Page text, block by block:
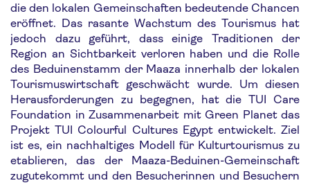
die den lokalen Gemeinschaften bedeutende Chancen
eröffnet. Das rasante Wachstum des Tourismus hat
jedoch dazu geführt, dass einige Traditionen der
Region an Sichtbarkeit verloren haben und die Rolle
des Beduinenstamm der Maaza innerhalb der lokalen
Tourismuswirtschaft geschwächt wurde. Um diesen
Herausforderungen zu begegnen, hat die TUI Care
Foundation in Zusammenarbeit mit Green Planet das
Projekt TUI Colourful Cultures Egypt entwickelt. Ziel
ist es, ein nachhaltiges Modell für Kulturtourismus zu
etablieren, das der Maaza-Beduinen-Gemeinschaft
zugutekommt und den Besucherinnen und Besuchern